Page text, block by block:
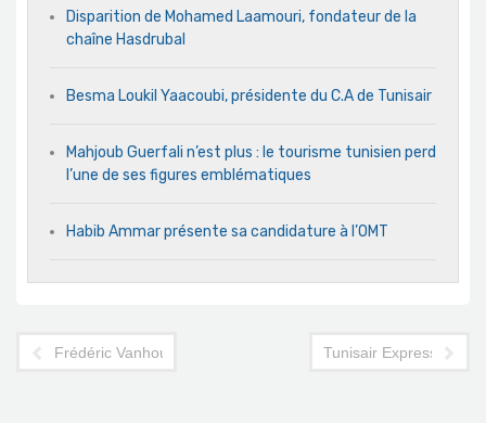
Disparition de Mohamed Laamouri, fondateur de la
chaîne Hasdrubal
Besma Loukil Yaacoubi, présidente du C.A de Tunisair
Mahjoub Guerfali n’est plus : le tourisme tunisien perd
l’une de ses figures emblématiques
Habib Ammar présente sa candidature à l’OMT
Frédéric Vanhoutte, témoin et acteur du e-tourisme tunisien
Tunisair Express et la